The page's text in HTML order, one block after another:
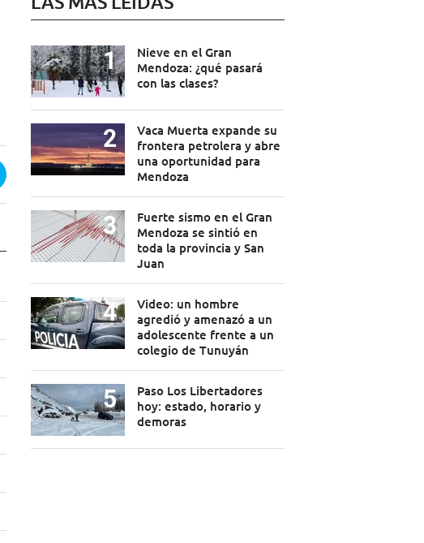
Nieve en el Gran
Mendoza: ¿qué pasará
con las clases?
Vaca Muerta expande su
frontera petrolera y abre
una oportunidad para
Mendoza
Fuerte sismo en el Gran
Mendoza se sintió en
toda la provincia y San
Juan
Video: un hombre
agredió y amenazó a un
adolescente frente a un
colegio de Tunuyán
Paso Los Libertadores
hoy: estado, horario y
demoras